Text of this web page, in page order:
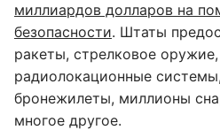
миллиардов долларов на
безопасности. Штаты
ракеты, стрелковое
радиолокационные
бронежилеты, миллионы
многое другое.